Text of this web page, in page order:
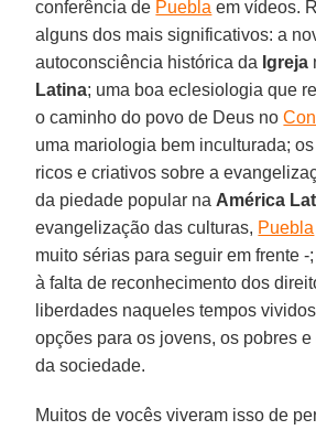
conferência de Puebla em vídeos.
alguns dos mais significativos: a
autoconsciência histórica da Igreja
Latina; uma boa eclesiologia que
o caminho do povo de Deus no
uma mariologia bem inculturada;
ricos e criativos sobre a
da piedade popular na América
evangelização das culturas, Puebla
muito sérias para seguir em frente -
à falta de reconhecimento dos
liberdades naqueles tempos
opções para os jovens, os pobres
da sociedade.
Muitos de vocês viveram isso de